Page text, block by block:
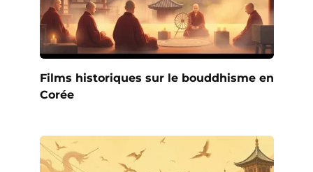
Films historiques sur le bouddhisme en
Corée